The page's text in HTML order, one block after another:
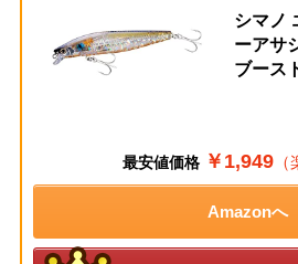
シマノ
ーアサ
ブース
最安値価格 ￥1,949（
Amazonへ